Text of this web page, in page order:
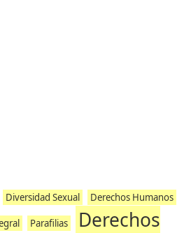
Diversidad Sexual Derechos Humanos
Parafilias
Derechos